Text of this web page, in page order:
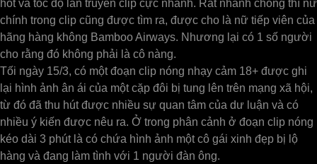
hot và tốc độ lan truyền clip cực nhanh. Rất nhanh chóng thì nữ
chính trong clip cũng được tìm ra, được cho là nữ tiếp viên của
hãng hàng không Bamboo Airways. Nhương lại có 1 số người
cho rằng đó không phải là cô nàng.
Tối ngày 15/3, có một đoạn clip nóng nhạy cảm 18+ được ghi
lại hình ảnh ân ái của một cặp đôi bị tung lên trên mạng xã hội,
từ đó đã thu hút được nhiều sự quan tâm của dư luận và có
nhiều ý kiến được nêu ra. Ở trong phân cảnh ở đoạn clip nóng
kéo dài 3 phút là có chứa hình ảnh một cô gái xinh đẹp bị lộ
hàng và đang làm tình với 1 người đàn ông.